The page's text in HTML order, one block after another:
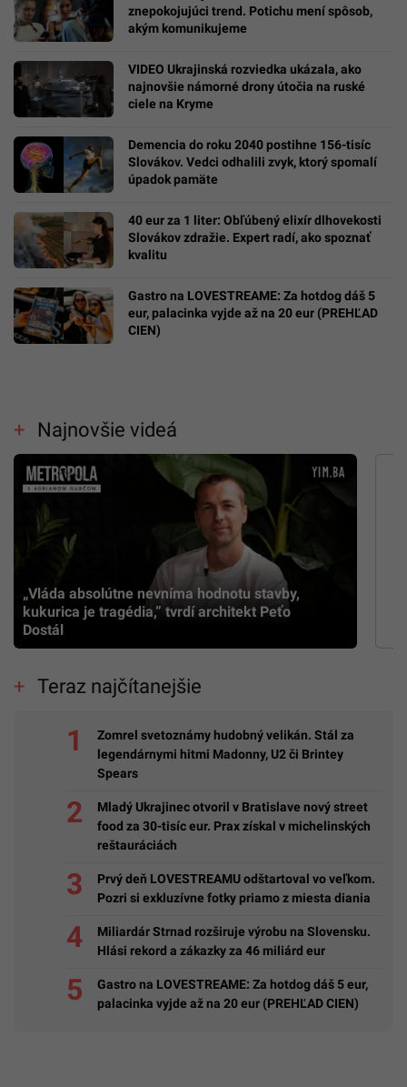
znepokojujúci trend. Potichu mení spôsob,
akým komunikujeme
VIDEO Ukrajinská rozviedka ukázala, ako
najnovšie námorné drony útočia na ruské
ciele na Kryme
Demencia do roku 2040 postihne 156-tisíc
Slovákov. Vedci odhalili zvyk, ktorý spomalí
úpadok pamäte
40 eur za 1 liter: Obľúbený elixír dlhovekosti
Slovákov zdražie. Expert radí, ako spoznať
kvalitu
Gastro na LOVESTREAME: Za hotdog dáš 5
eur, palacinka vyjde až na 20 eur (PREHĽAD
CIEN)
Najnovšie videá
„Vláda absolútne nevníma hodnotu stavby,
kukurica je tragédia,” tvrdí architekt Peťo
Dostál
Teraz najčítanejšie
Zomrel svetoznámy hudobný velikán. Stál za
legendárnymi hitmi Madonny, U2 či Brintey
Spears
Mladý Ukrajinec otvoril v Bratislave nový street
food za 30-tisíc eur. Prax získal v michelinských
reštauráciách
Prvý deň LOVESTREAMU odštartoval vo veľkom.
Pozri si exkluzívne fotky priamo z miesta diania
Miliardár Strnad rozširuje výrobu na Slovensku.
Hlási rekord a zákazky za 46 miliárd eur
Gastro na LOVESTREAME: Za hotdog dáš 5 eur,
palacinka vyjde až na 20 eur (PREHĽAD CIEN)